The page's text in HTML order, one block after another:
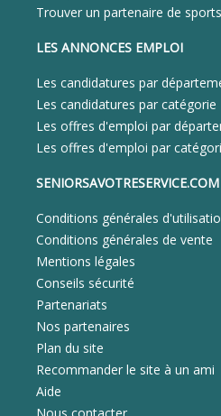
Trouver un partenaire de
LES ANNONCES EMPLOI
Les candidatures par
Les candidatures par catégorie
Les offres d'emploi par
Les offres d'emploi par
SENIORSAVOTRESERVICE.COM
Conditions générales
Conditions générales de vente
Mentions légales
Conseils sécurité
Partenariats
Nos partenaires
Plan du site
Recommander le site à un ami
Aide
Nous contacter